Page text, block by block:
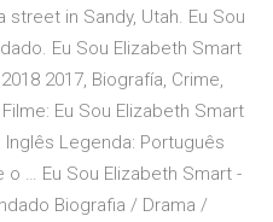
in Sandy, Utah. Eu Sou
Eu Sou Elizabeth Smart
2017, Biografía, Crime,
Eu Sou Elizabeth Smart
Inglês Legenda: Português
o … Eu Sou Elizabeth Smart -
Biografia / Drama /